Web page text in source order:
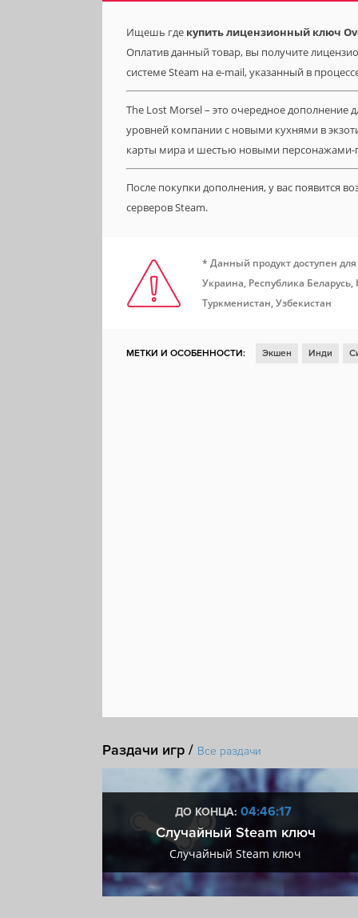
Ищешь где купить лицензионный ключ
Оплатив данный товар, вы получите
системе Steam на e-mail, указанный в
The Lost Morsel – это очередное
уровней компании с новыми кухнями в
карты мира и шестью новыми персонажами-
После покупки дополнения, у вас появится
серверов Steam.
* Данный продукт доступен
Украина, Республика
Туркменистан, Узбекистан
МЕТКИ И ОСОБЕННОСТИ: Экшен Инди
Раздачи игр / Все раздачи
ДО КОНЦА: 04:46:16
Случайный Steam ключ
Случайный Steam ключ